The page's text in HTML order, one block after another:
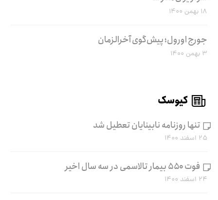
۱۸ بهمن ۱۴۰۰
جورج اورول؛ پیش‌گوی آخرالزمان
۳ بهمن ۱۴۰۰
کیوسک
تنها روزنامه نابینایان تعطیل شد
۲۵ اسفند ۱۴۰۰
فوت ۵۵۰ بیمار تالاسمی در سه سال اخیر
۲۴ اسفند ۱۴۰۰